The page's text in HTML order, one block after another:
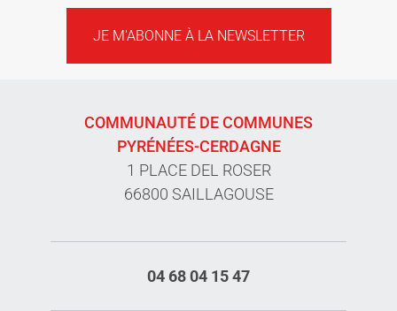
JE M'ABONNE À LA NEWSLETTER
COMMUNAUTÉ DE COMMUNES
PYRÉNÉES-CERDAGNE
1 PLACE DEL ROSER
66800 SAILLAGOUSE
04 68 04 15 47